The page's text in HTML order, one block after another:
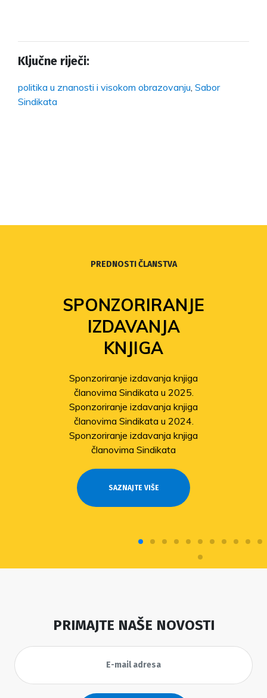
Ključne riječi:
politika u znanosti i visokom obrazovanju Sabor
Sindikata
PREDNOSTI ČLANSTVA
FOND
SOLIDARNOSTI
Povećanje isplata iz Fonda
Sindikat pomaže članovima
pogođenima potresom
Odobrene isplate pomoći članovima
stradalima u potresu
PRIMAJTE NAŠE NOVOSTI